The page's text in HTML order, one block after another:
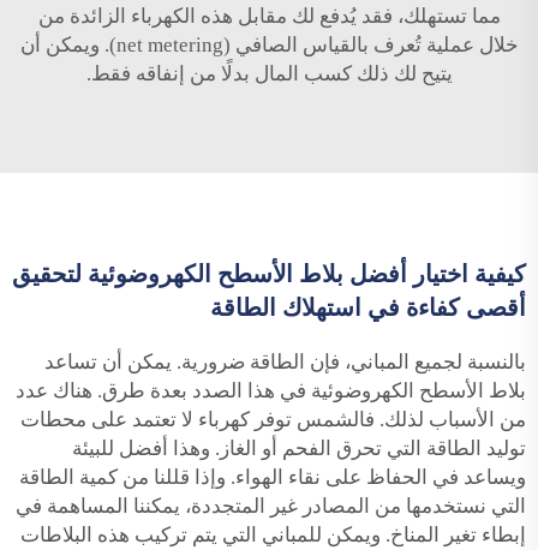
مما تستهلك، فقد يُدفع لك مقابل هذه الكهرباء الزائدة من
خلال عملية تُعرف بالقياس الصافي (net metering). ويمكن أن
يتيح لك ذلك كسب المال بدلًا من إنفاقه فقط.
كيفية اختيار أفضل بلاط الأسطح الكهروضوئية لتحقيق
أقصى كفاءة في استهلاك الطاقة
بالنسبة لجميع المباني، فإن الطاقة ضرورية. يمكن أن تساعد
بلاط الأسطح الكهروضوئية في هذا الصدد بعدة طرق. هناك عدد
من الأسباب لذلك. فالشمس توفر كهرباء لا تعتمد على محطات
توليد الطاقة التي تحرق الفحم أو الغاز. وهذا أفضل للبيئة
ويساعد في الحفاظ على نقاء الهواء. وإذا قللنا من كمية الطاقة
التي نستخدمها من المصادر غير المتجددة، يمكننا المساهمة في
إبطاء تغير المناخ. ويمكن للمباني التي يتم تركيب هذه البلاطات